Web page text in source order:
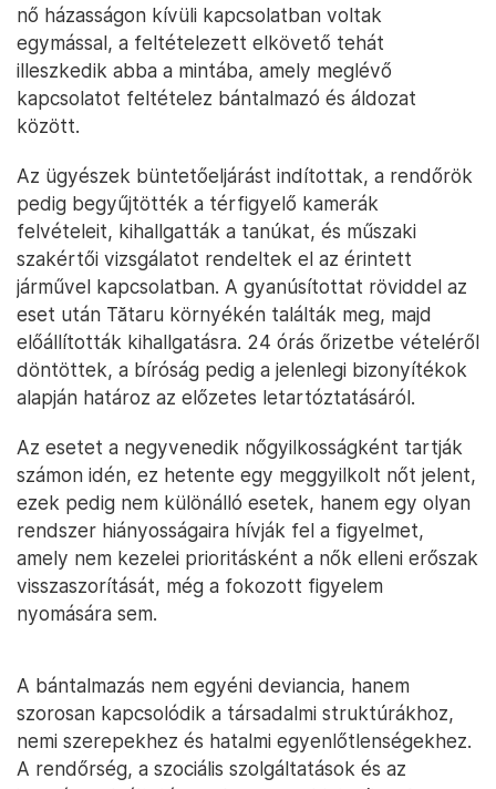
nő házasságon kívüli kapcsolatban voltak
egymással, a feltételezett elkövető tehát
illeszkedik abba a mintába, amely meglévő
kapcsolatot feltételez bántalmazó és áldozat
között.
Az ügyészek büntetőeljárást indítottak, a rendőrök
pedig begyűjtötték a térfigyelő kamerák
felvételeit, kihallgatták a tanúkat, és műszaki
szakértői vizsgálatot rendeltek el az érintett
járművel kapcsolatban. A gyanúsítottat röviddel az
eset után Tătaru környékén találták meg, majd
előállították kihallgatásra. 24 órás őrizetbe vételéről
döntöttek, a bíróság pedig a jelenlegi bizonyítékok
alapján határoz az előzetes letartóztatásáról.
Az esetet a negyvenedik nőgyilkosságként tartják
számon idén, ez hetente egy meggyilkolt nőt jelent,
ezek pedig nem különálló esetek, hanem egy olyan
rendszer hiányosságaira hívják fel a figyelmet,
amely nem kezelei prioritásként a nők elleni erőszak
visszaszorítását, még a fokozott figyelem
nyomására sem.
A bántalmazás nem egyéni deviancia, hanem
szorosan kapcsolódik a társadalmi struktúrákhoz,
nemi szerepekhez és hatalmi egyenlőtlenségekhez.
A rendőrség, a szociális szolgáltatások és az